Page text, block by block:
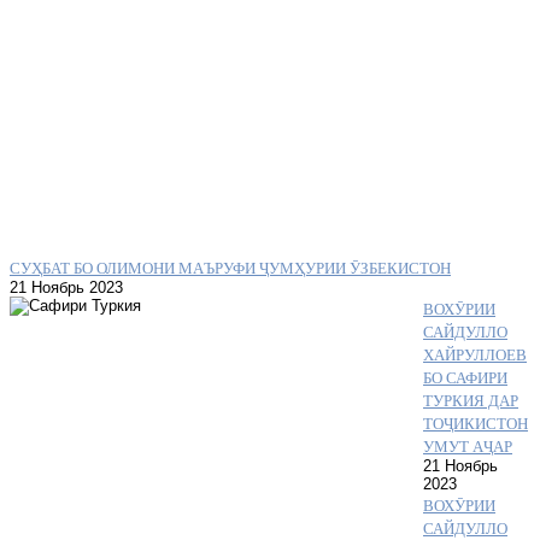
СУҲБАТ БО ОЛИМОНИ МАЪРУФИ ҶУМҲУРИИ ӮЗБЕКИСТОН
21 Ноябрь 2023
ВОХӮРИИ
САЙДУЛЛО
ХАЙРУЛЛОЕВ
БО САФИРИ
ТУРКИЯ ДАР
ТОҶИКИСТОН
УМУТ АҶАР
21 Ноябрь
2023
ВОХӮРИИ
САЙДУЛЛО